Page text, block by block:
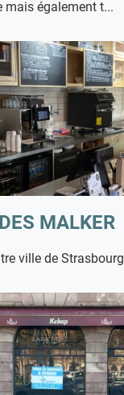
mais également t...
MALKER
ville de Strasbourg